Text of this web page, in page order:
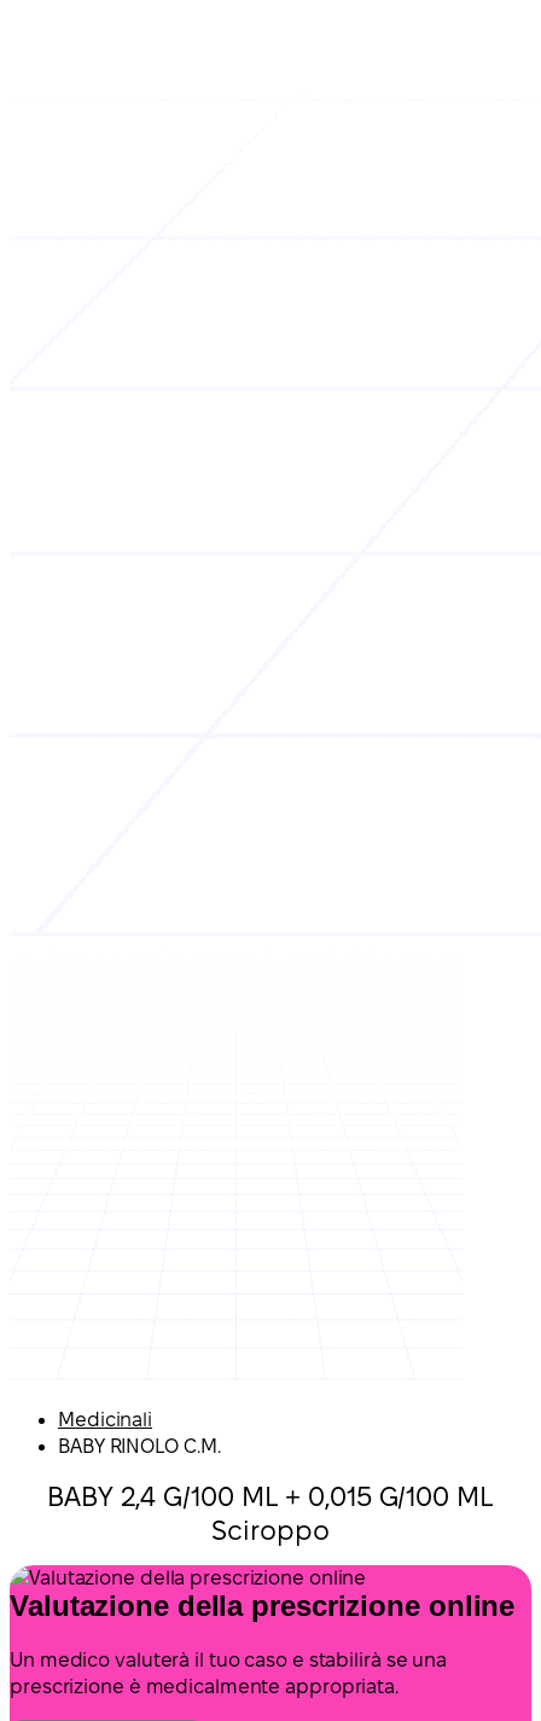
Medicinali
BABY RINOLO C.M.
BABY 2,4 G/100 ML + 0,015 G/100 ML
Sciroppo
Valutazione della prescrizione online
Un medico valuterà il tuo caso e stabilirà se una
prescrizione è medicalmente appropriata.